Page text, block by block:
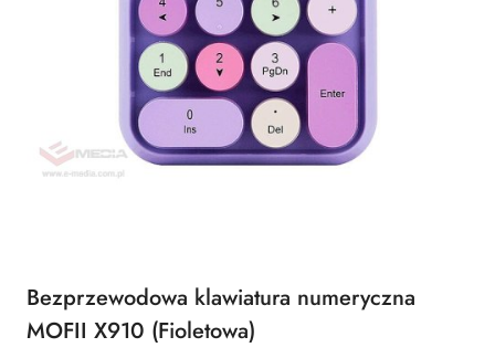
Bezprzewodowa klawiatura numeryczna
MOFII X910 (Fioletowa)